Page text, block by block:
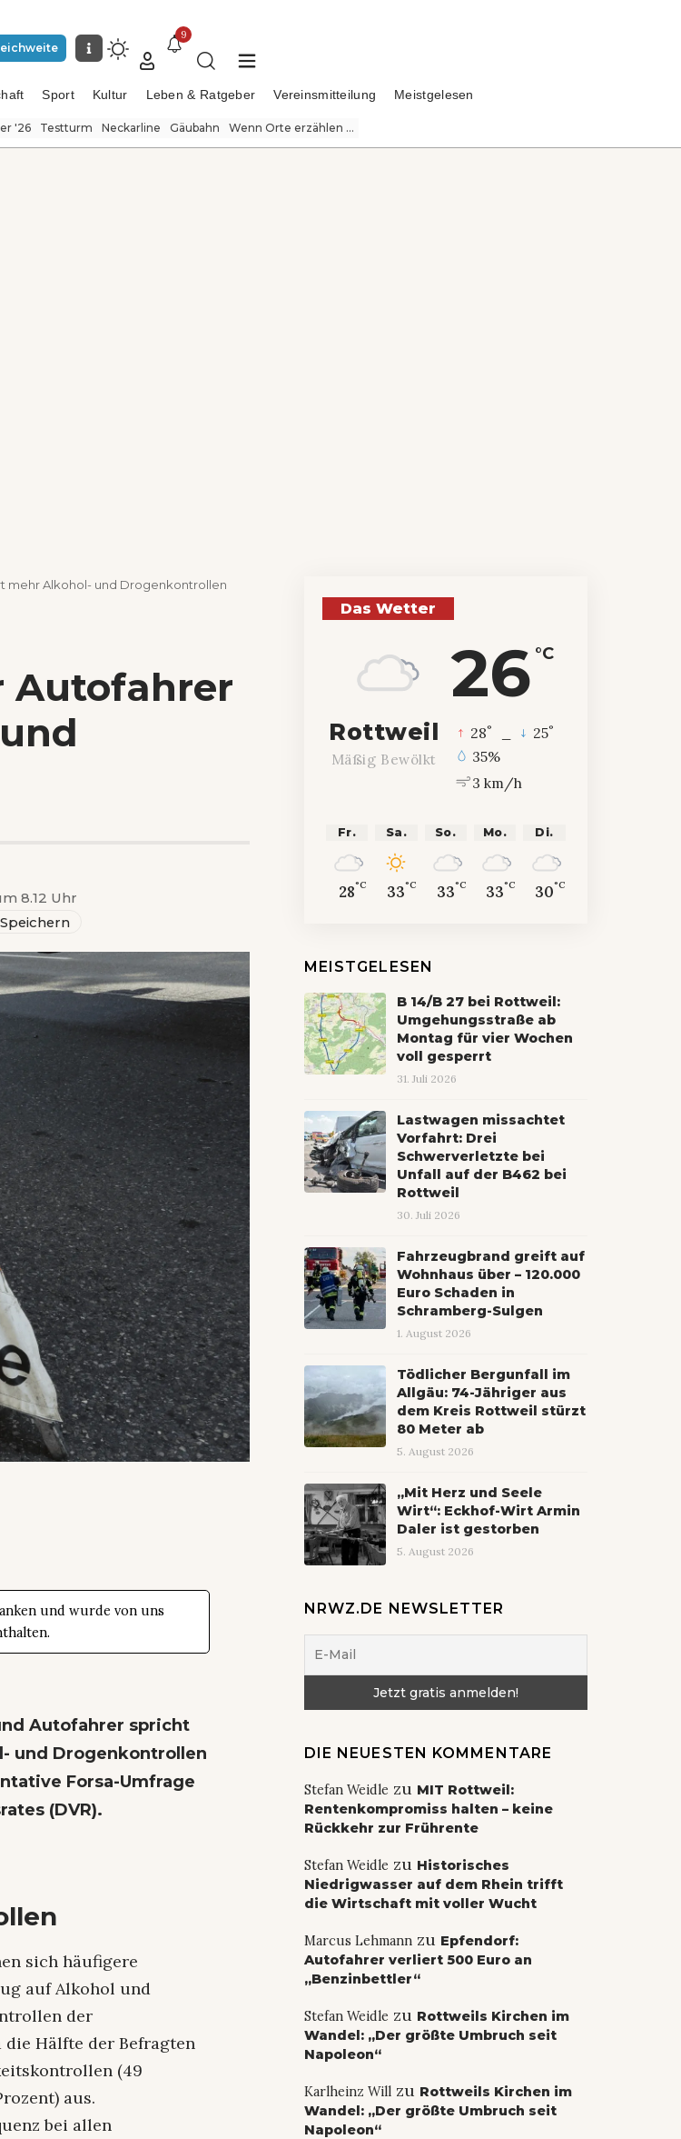
9
Sport Kultur Leben & Ratgeber Vereinsmitteilung Meistgelesen
'26 Testturm Neckarline Gäubahn Wenn Orte erzählen ...
mehr Alkohol- und Drogenkontrollen
Autofahrer
8.12 Uhr
und wurde von uns
Autofahrer spricht
und Drogenkontrollen
Forsa-Umfrage
(DVR).
sich häufigere
auf Alkohol und
der
die Hälfte der Befragten
(49
aus.
bei allen
Das Wetter
26 °C
Rottweil
Mäßig Bewölkt
28° 25°
35%
3 km/h
Fr.
28°C
Sa.
33°C
So.
33°C
Mo.
33°C
Di.
30°C
MEISTGELESEN
B 14/B 27 bei Rottweil:
Umgehungsstraße ab
Montag für vier Wochen
voll gesperrt
31. Juli 2026
Lastwagen missachtet
Vorfahrt: Drei
Schwerverletzte bei
Unfall auf der B462 bei
Rottweil
30. Juli 2026
Fahrzeugbrand greift auf
Wohnhaus über – 120.000
Euro Schaden in
Schramberg-Sulgen
1. August 2026
Tödlicher Bergunfall im
Allgäu: 74-Jähriger aus
dem Kreis Rottweil stürzt
80 Meter ab
5. August 2026
„Mit Herz und Seele
Wirt“: Eckhof-Wirt Armin
Daler ist gestorben
5. August 2026
NRWZ.DE NEWSLETTER
DIE NEUESTEN KOMMENTARE
Stefan Weidle zu MIT Rottweil:
Rentenkompromiss halten – keine
Rückkehr zur Frührente
Stefan Weidle zu Historisches
Niedrigwasser auf dem Rhein trifft
die Wirtschaft mit voller Wucht
Marcus Lehmannzu Epfendorf:
Autofahrer verliert 500 Euro an
„Benzinbettler“
Stefan Weidle zu Rottweils Kirchen im
Wandel: „Der größte Umbruch seit
Napoleon“
Karlheinz Willzu Rottweils Kirchen im
Wandel: „Der größte Umbruch seit
Napoleon“